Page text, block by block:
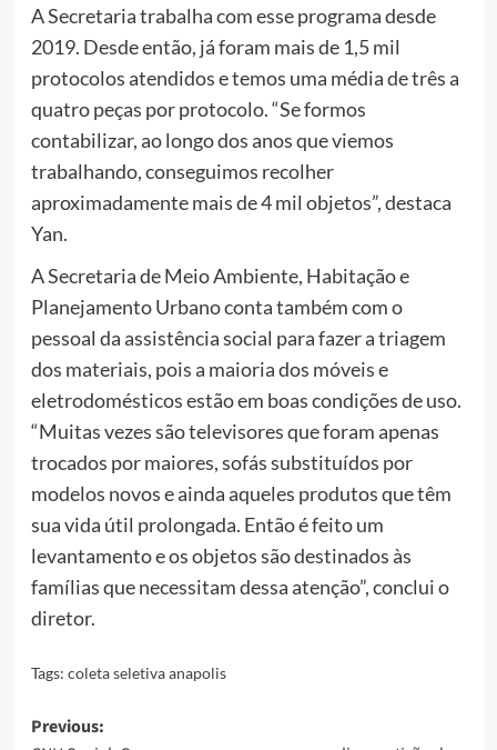
A Secretaria trabalha com esse programa desde
2019. Desde então, já foram mais de 1,5 mil
protocolos atendidos e temos uma média de três a
quatro peças por protocolo. “Se formos
contabilizar, ao longo dos anos que viemos
trabalhando, conseguimos recolher
aproximadamente mais de 4 mil objetos”, destaca
Yan.
A Secretaria de Meio Ambiente, Habitação e
Planejamento Urbano conta também com o
pessoal da assistência social para fazer a triagem
dos materiais, pois a maioria dos móveis e
eletrodomésticos estão em boas condições de uso.
“Muitas vezes são televisores que foram apenas
trocados por maiores, sofás substituídos por
modelos novos e ainda aqueles produtos que têm
sua vida útil prolongada. Então é feito um
levantamento e os objetos são destinados às
famílias que necessitam dessa atenção”, conclui o
diretor.
Tags: coleta seletiva anapolis
Post
Previous: